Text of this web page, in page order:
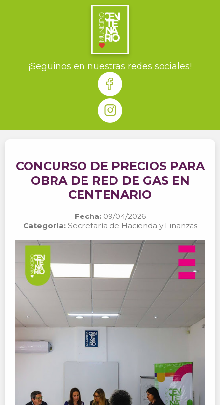
¡Seguinos en nuestras redes sociales!
CONCURSO DE PRECIOS PARA
OBRA DE RED DE GAS EN
CENTENARIO
Fecha:09/04/2026
Categoría:Secretaría de Hacienda y Finanzas